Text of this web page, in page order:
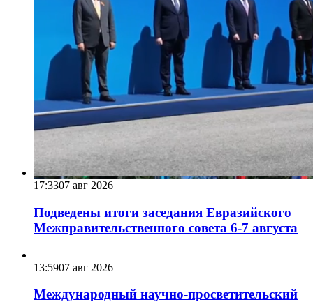
17:3307 авг 2026
Подведены итоги заседания Евразийского
Межправительственного совета 6-7 августа
13:5907 авг 2026
Международный научно-просветительский